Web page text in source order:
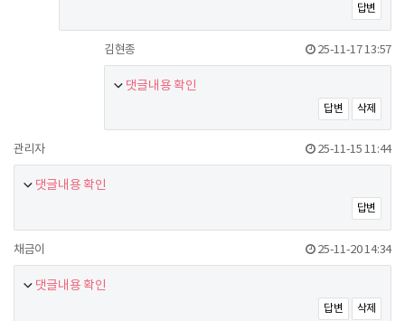
답변
김현종 25-11-17 13:57
댓글내용 확인
답변 삭제
관리자 25-11-15 11:44
댓글내용 확인
답변
채금이 25-11-20 14:34
댓글내용 확인
답변 삭제